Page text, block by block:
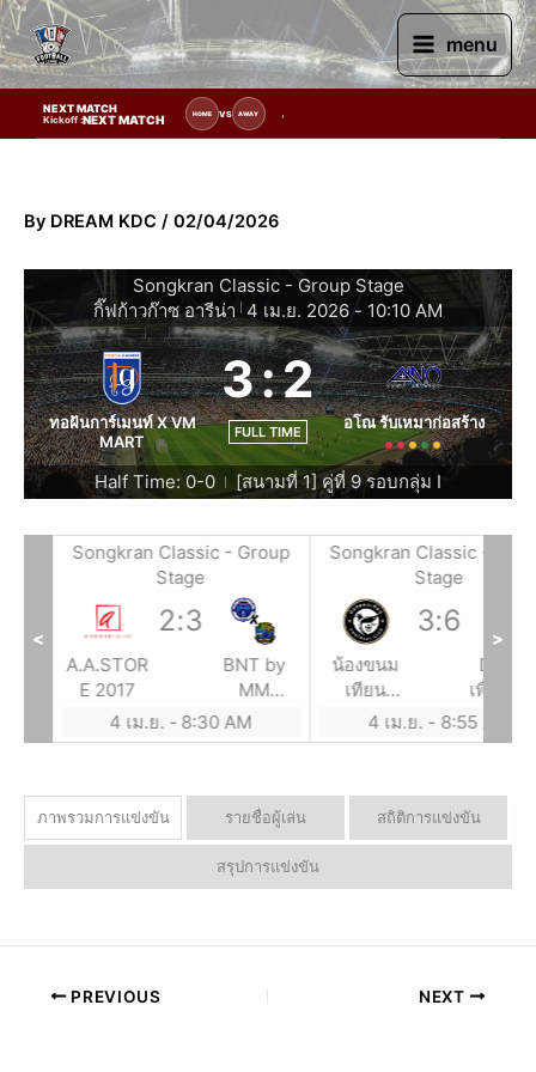
Skip
to
content
menu
NEXT MATCH
Kickoff :NEXT MATCH HOME VS AWAY
ายการแข่งขัน | รอระบุวันแข่งขัน | รอข้อมูลทีมแข่งขัน
By DREAM KDC / 02/04/2026
Songkran Classic - Group Stage
กิ๊ฟก้าวก๊าซ อารีน่า 4 เม.ย. 2026 - 10:10 AM
ทอฝันการ์เมนท์ X VM
MART
3:2
FULL TIME
อโณ รับเหมาก่อสร้าง
Half Time: 0-0 [สนามที่ 1] คู่ที่ 9 รอบกลุ่ม I
Songkran Classic - Group
Stage
A.A.STOR
E 2017
2:3
BNT by
MM
STORE
4 เม.ย. - 8:30 AM
Songkran Classic -
Stage
น้องขนม
เทียน
By.บอสบอย
3:6
DD น
เพื่อสุข
4 เม.ย. - 8:55 AM
< >
ภาพรวมการแข่งขัน รายชื่อผู้เล่น สถิติการแข่งขัน
สรุปการแข่งขัน
PREVIOUS NEXT